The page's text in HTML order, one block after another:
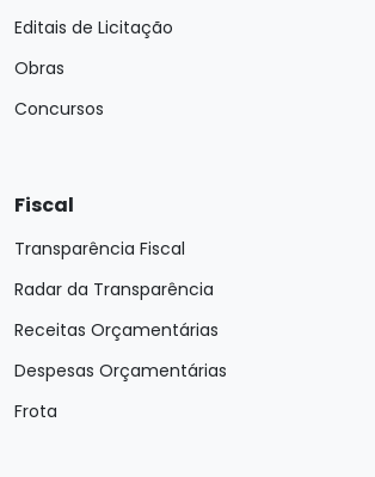
Editais de Licitação
Obras
Concursos
Fiscal
Transparência Fiscal
Radar da Transparência
Receitas Orçamentárias
Despesas Orçamentárias
Frota